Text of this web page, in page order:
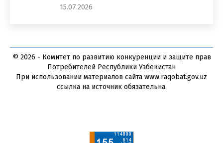
15.07.2026
© 2026 - Комитет по развитию конкуренции и защите прав
Потребителей Республики Узбекистан
При использовании материалов сайта www.raqobat.gov.uz
ссылка на источник обязательна.